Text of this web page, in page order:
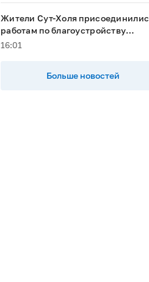
Жители Сут-Холя
работам по благоустройству
территории «Устуу-Хурээ»
16:01
Больше новостей